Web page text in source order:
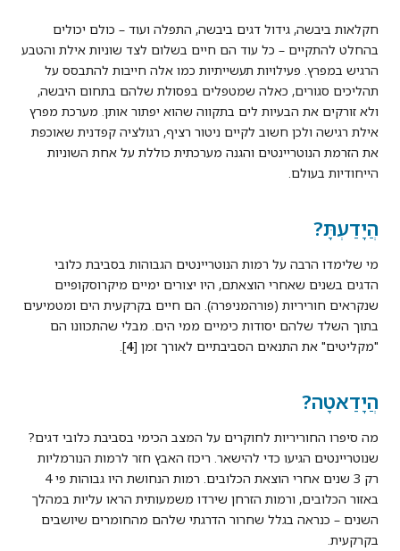
חקלאות ביבשה, גידול דגים ביבשה, התפלה ועוד – כולם יכולים
בהחלט להתקיים – כל עוד הם חיים בשלום לצד שוניות אילת והטבע
הרגיש במפרץ. פעילויות תעשייתיות כמו אלה חייבות להתבסס על
תהליכים סגורים, כאלה שמטפלים בפסולת שלהם בתחום היבשה,
ולא זורקים את הבעיות לים בתקווה שהוא יפתור אותן. מערכת מפרץ
אילת רגישה ולכן חשוב לקיים ניטור רציף, רגולציה קפדנית שאוכפת
את הזרמת הנוטריינטים והגנה מערכתית כוללת על אחת השוניות
הייחודיות בעולם.
הֲיָדַעְתָּ?
מי שלימדו הרבה על רמות הנוטריינטים הגבוהות בסביבת כלובי
הדגים בשנים שאחרי הוצאתם, היו יצורים ימיים מיקרוסקופיים
שנקראים חוריריות (פורהמניפרה). הם חיים בקרקעית הים ומטמיעים
בתוך השלד שלהם יסודות כימיים ממי הים. מבלי שהתכוונו הם
"מקליטים" את התנאים הסביבתיים לאורך זמן [4
].
הֲיָדַאטָה?
מה סיפרו החוריריות לחוקרים על המצב הכימי בסביבת כלובי דגים?
שנוטריינטים הגיעו כדי להישאר. ריכוז האבץ חזר לרמות הנורמליות
רק 3 שנים אחרי הוצאת הכלובים. רמות הנחושת היו גבוהות פי 4
באזור הכלובים, ורמות הזרחן שירדו משמעותית הראו עליות במהלך
השנים – כנראה בגלל שחרור הדרגתי שלהם מהחומרים שיושבים
בקרקעית.